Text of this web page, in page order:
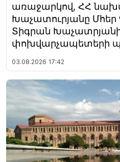
առաջարկով, ՀՀ
Խաչատուրյանը Մհեր
Տիգրան
փոխվարչապետերի
03.08.2026 17:42